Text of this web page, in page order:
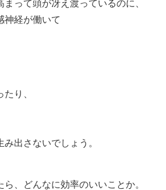
って頭が冴え渡っているのに、
神経が働いて
り、
出さないでしょう。
、どんなに効率のいいことか。